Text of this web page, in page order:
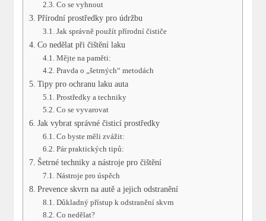
Co se vyhnout
Přírodní prostředky pro údržbu
Jak správně použít přírodní čističe
Co nedělat při čištění laku
Mějte na paměti:
Pravda o „šetrných“ metodách
Tipy pro ochranu laku auta
Prostředky a techniky
Co se vyvarovat
Jak vybrat správné čisticí prostředky
Co byste měli zvážit:
Pár praktických tipů:
Šetrné techniky a nástroje pro čištění
Nástroje pro úspěch
Prevence skvrn na autě a jejich odstranění
Důkladný přístup k odstranění skvrn
Co nedělat?